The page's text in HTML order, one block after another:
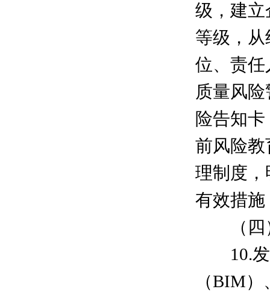
级，建
等级，
位、责
质量风
险告知
前风险
理制度
有效措
（四）
10.发
（BIM